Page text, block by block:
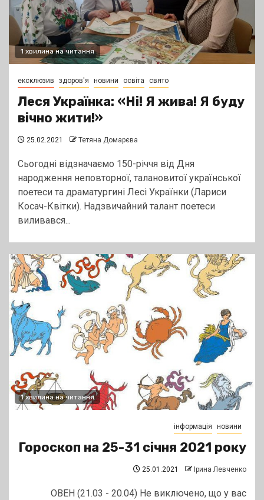
1 хвилина на читання
ексклюзив здоров'я новини освіта свято
Леся Українка: «Ні! Я жива! Я буду
вічно жити!»
25.02.2021 Тетяна Домарєва
Сьогодні відзначаємо 150-річчя від Дня
народження неповторної, талановитої української
поетеси та драматургині Лесі Українки (Лариси
Косач-Квітки). Надзвичайний талант поетеси
виливався...
1 хвилина на читання
інформація новини
Гороскоп на 25-31 січня 2021 року
25.01.2021 Ірина Левченко
ОВЕН (21.03 - 20.04) Не виключено, що у вас